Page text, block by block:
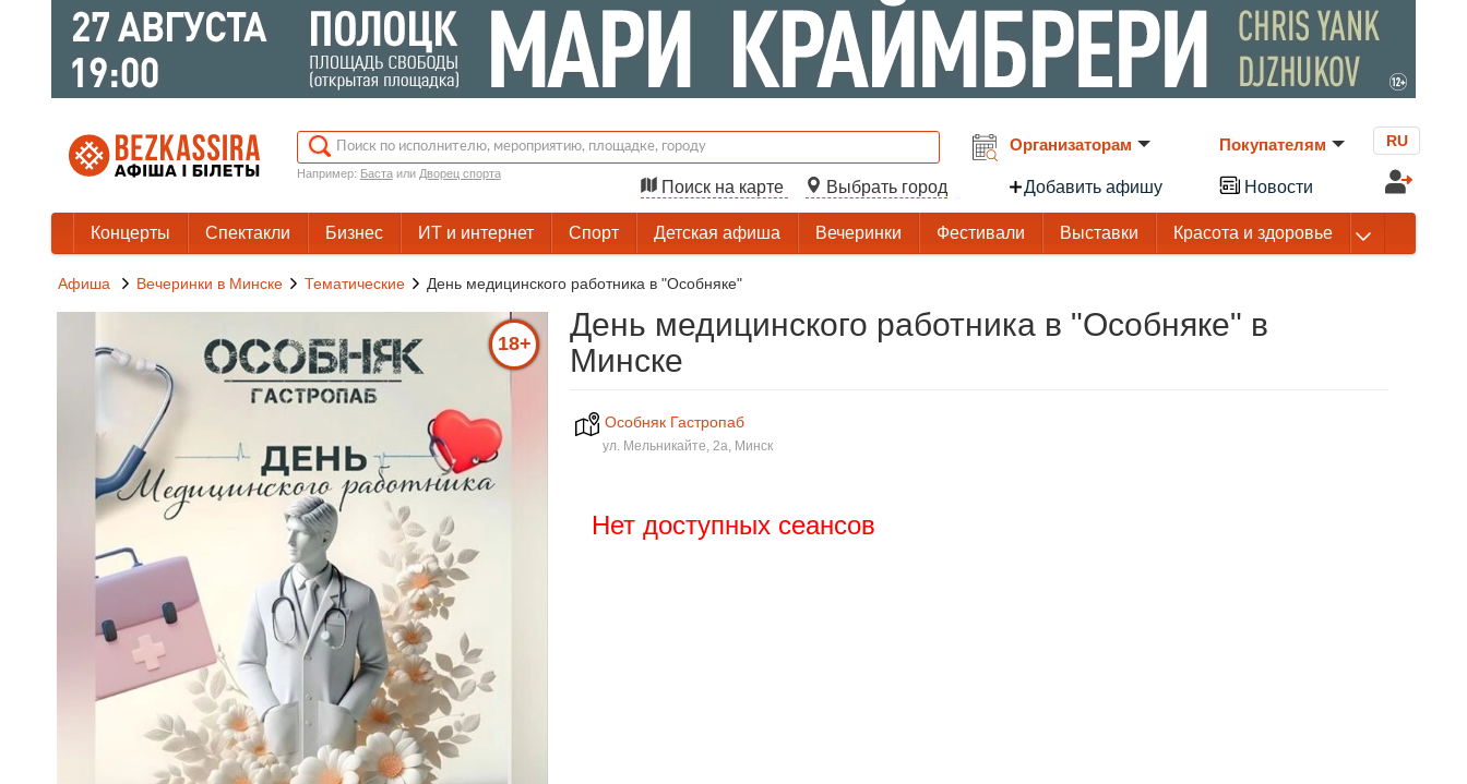
Например: Бастаили Дворец спорта
Поиск на карте Выбрать город
Организаторам
Добавить афишу
Покупателям
Новости
RU
Концерты Спектакли Бизнес ИТ и интернет Спорт Детская афиша Вечеринки Фестивали Выставки Красота и здоровье
Афиша Вечеринки в Минске Тематические День медицинского работника в "Особняке"
18+
День медицинского работника в "Особняке" в
Минске
Особняк Гастропаб
ул. Мельникайте, 2а, Минск
Нет доступных сеансов